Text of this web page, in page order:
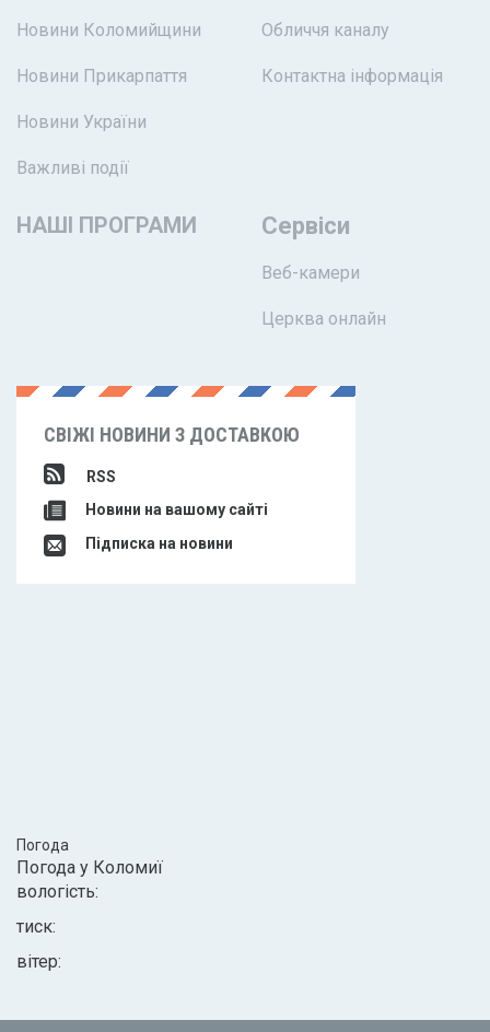
Новини Коломийщини
Новини Прикарпаття
Новини України
Важливі події
Обличчя каналу
Контактна інформація
НАШІ ПРОГРАМИ Сервіси
Веб-камери
Церква онлайн
СВІЖІ НОВИНИ З ДОСТАВКОЮ
RSS
Новини на вашому сайті
Підписка на новини
Погода
Погода у Коломиї
вологість:
тиск:
вітер: